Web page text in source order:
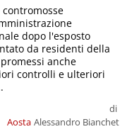
Aosta
di
Alessandro Bianchet
contromosse
dopo l'esposto
da residenti della
anche
controlli e ulteriori